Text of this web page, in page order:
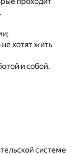
хотят жить
и собой.
системе